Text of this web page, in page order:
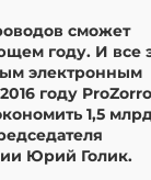
сможет
году. И все
электронным
году ProZorro
1,5
Юрий Голик.